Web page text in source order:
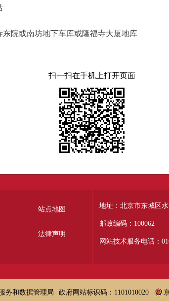
院或南坊地下车库或隆福寺大厦地库
扫一扫在手机上打开页面
站点地图
法律声明
地址：北京市东城区
邮政编码：100062
网站技术服务电话：
务和数据管理局 政府网站标识码：1101010020